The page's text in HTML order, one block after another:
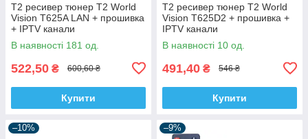
Т2 ресивер тюнер T2 World
Vision T625A LAN + прошивка
+ IPTV канали
В наявності 181 од.
522,50 ₴ 600,60 ₴
Купити
Т2 ресивер тюнер T2 World
Vision T625D2 + прошивка +
IPTV канали
В наявності 10 од.
491,40 ₴ 546 ₴
Купити
–10% –9%